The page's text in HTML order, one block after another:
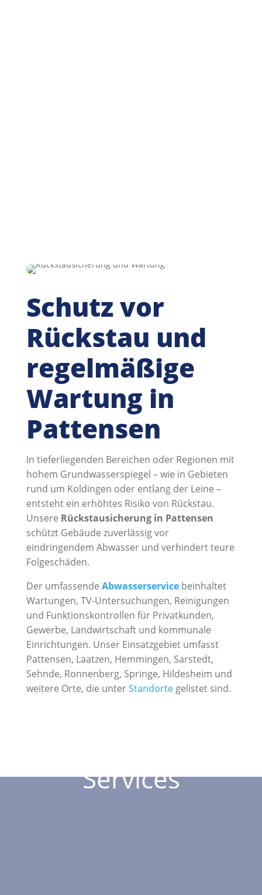
Schutz vor
Rückstau und
regelmäßige
Wartung in
Pattensen
In tieferliegenden Bereichen oder Regionen mit
hohem Grundwasserspiegel – wie in Gebieten
rund um Koldingen oder entlang der Leine –
entsteht ein erhöhtes Risiko von Rückstau.
Unsere Rückstausicherung in Pattensen
schützt Gebäude zuverlässig vor
eindringendem Abwasser und verhindert teure
Folgeschäden.
Der umfassende Abwasserservicebeinhaltet
Wartungen, TV-Untersuchungen, Reinigungen
und Funktionskontrollen für Privatkunden,
Gewerbe, Landwirtschaft und kommunale
Einrichtungen. Unser Einsatzgebiet umfasst
Pattensen, Laatzen, Hemmingen, Sarstedt,
Sehnde, Ronnenberg, Springe, Hildesheim und
weitere Orte, die unterStandortegelistet sind.
Services